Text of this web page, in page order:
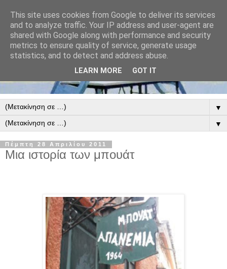
▼
▼
Πέμπτη 28 Απριλίου 2011
Μια ιστορία των μπουάτ
This site uses cookies from Google to deliver its services
and to analyze traffic. Your IP address and user-agent are
shared with Google along with performance and security
metrics to ensure quality of service, generate usage
statistics, and to detect and address abuse.
LEARN MORE GOT IT